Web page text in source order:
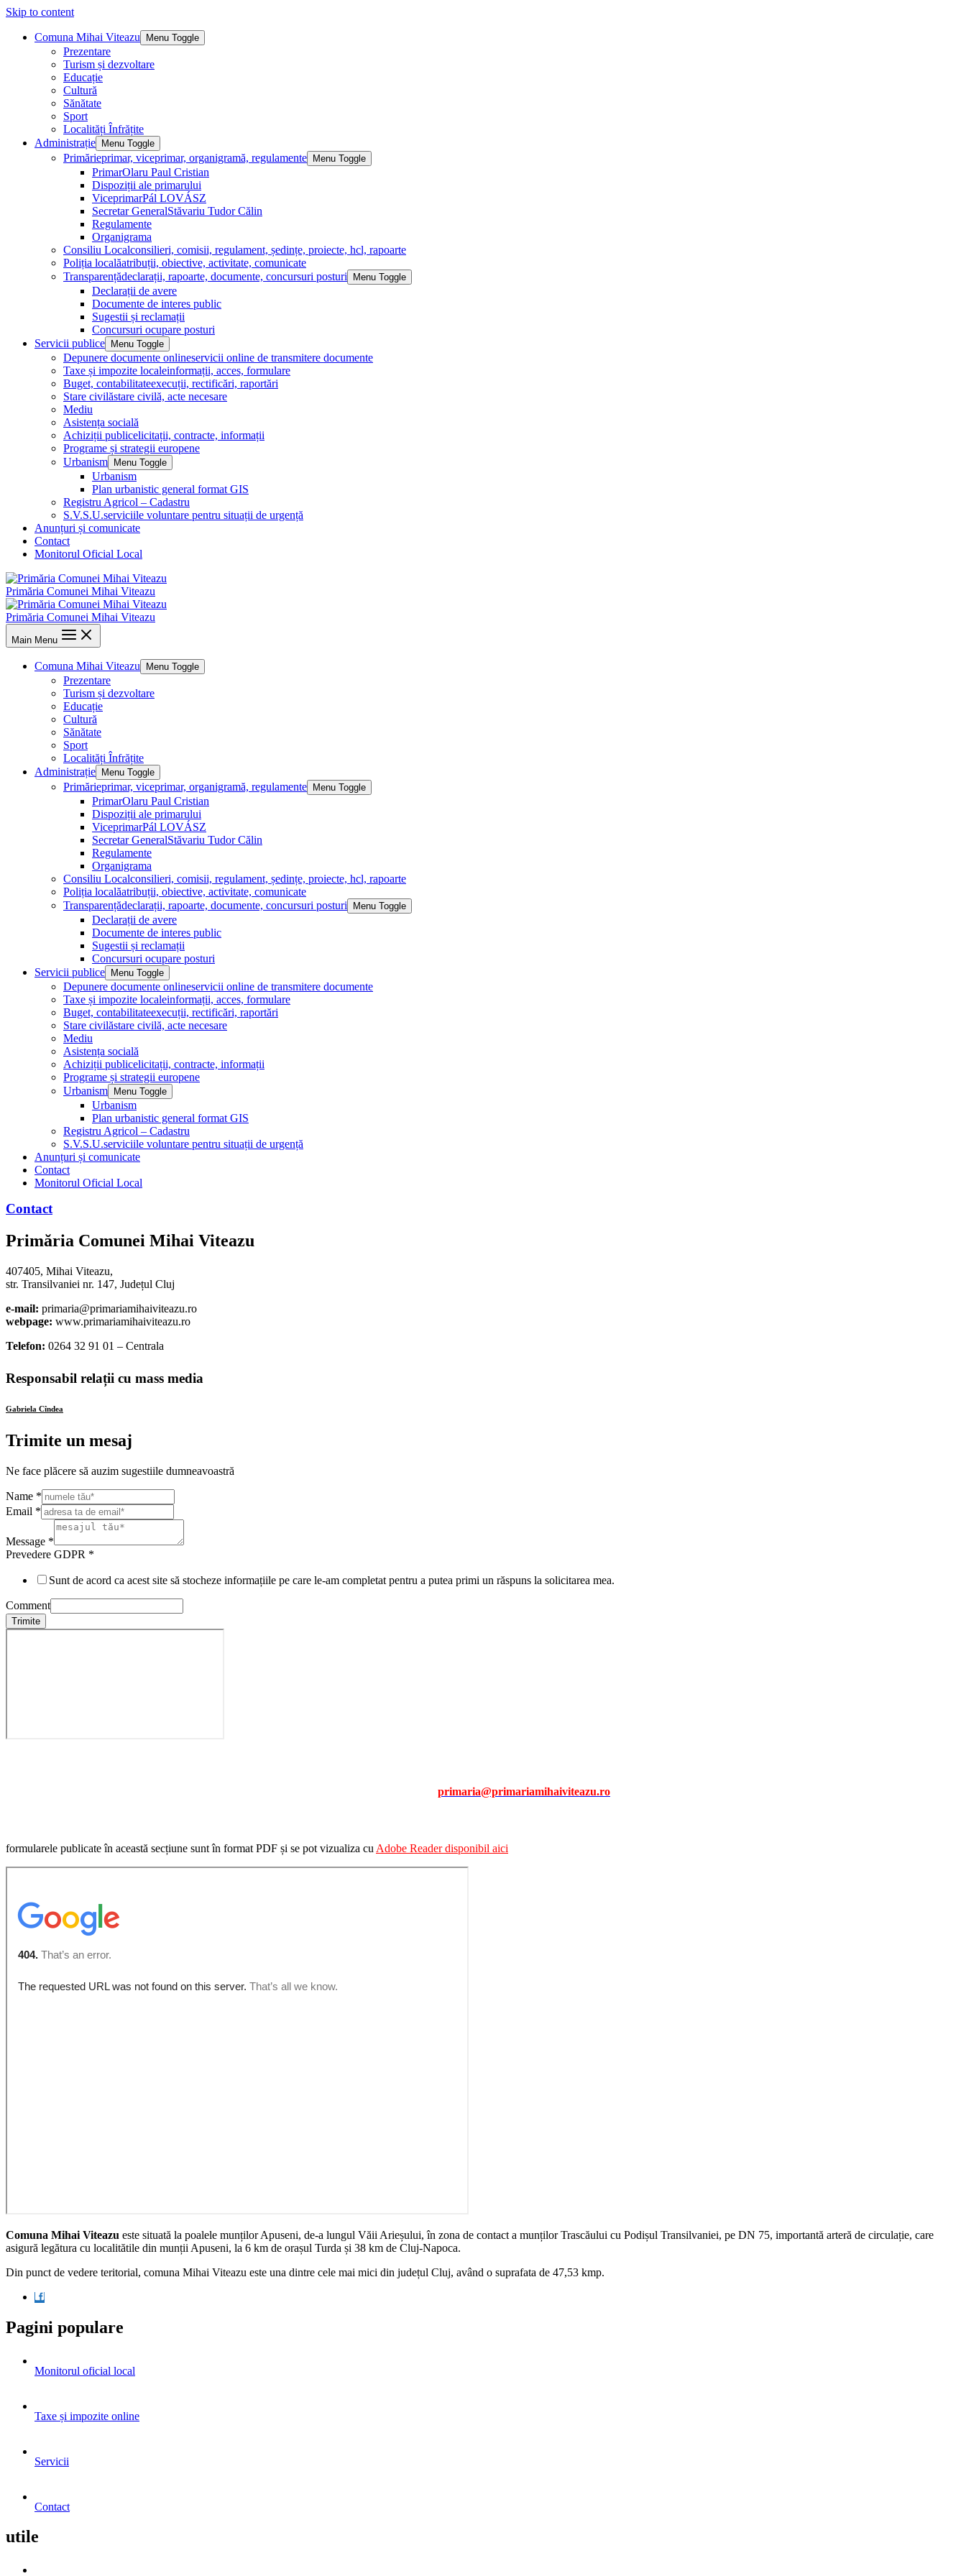
Skip to content
Comuna Mihai Viteazu Menu Toggle
Prezentare
Turism și dezvoltare
Educație
Cultură
Sănătate
Sport
Localități Înfrățite
Administrație
Menu Toggle
Primărieprimar, viceprimar, organigramă, regulamente Menu Toggle
PrimarOlaru Paul Cristian
Dispoziții ale primarului
ViceprimarPál LOVÁSZ
Secretar GeneralStăvariu Tudor Călin
Regulamente
Organigrama
Consiliu Localconsilieri, comisii, regulament, ședințe, proiecte, hcl, rapoarte
Poliția localăatribuții, obiective, activitate, comunicate
Transparențădeclarații, rapoarte, documente, concursuri posturi Menu Toggle
Declarații de avere
Documente de interes public
Sugestii și reclamații
Concursuri ocupare posturi
Servicii publice
Menu Toggle
Depunere documente onlineservicii online de transmitere documente
Taxe și impozite localeinformații, acces, formulare
Buget, contabilitateexecuții, rectificări, raportări
Stare civilăstare civilă, acte necesare
Mediu
Asistența socială
Achiziții publicelicitații, contracte, informații
Programe și strategii europene
Urbanism
Menu Toggle
Urbanism
Plan urbanistic general format GIS
Registru Agricol – Cadastru
S.V.S.U.serviciile voluntare pentru situații de urgență
Anunțuri și comunicate
Contact
Monitorul Oficial Local
Primăria Comunei Mihai Viteazu
Primăria Comunei Mihai Viteazu
Main Menu
Comuna Mihai Viteazu Menu Toggle
Prezentare
Turism și dezvoltare
Educație
Cultură
Sănătate
Sport
Localități Înfrățite
Administrație
Menu Toggle
Primărieprimar, viceprimar, organigramă, regulamente Menu Toggle
PrimarOlaru Paul Cristian
Dispoziții ale primarului
ViceprimarPál LOVÁSZ
Secretar GeneralStăvariu Tudor Călin
Regulamente
Organigrama
Consiliu Localconsilieri, comisii, regulament, ședințe, proiecte, hcl, rapoarte
Poliția localăatribuții, obiective, activitate, comunicate
Transparențădeclarații, rapoarte, documente, concursuri posturi Menu Toggle
Declarații de avere
Documente de interes public
Sugestii și reclamații
Concursuri ocupare posturi
Servicii publice
Menu Toggle
Depunere documente onlineservicii online de transmitere documente
Taxe și impozite localeinformații, acces, formulare
Buget, contabilitateexecuții, rectificări, raportări
Stare civilăstare civilă, acte necesare
Mediu
Asistența socială
Achiziții publicelicitații, contracte, informații
Programe și strategii europene
Urbanism
Menu Toggle
Urbanism
Plan urbanistic general format GIS
Registru Agricol – Cadastru
S.V.S.U.serviciile voluntare pentru situații de urgență
Anunțuri și comunicate
Contact
Monitorul Oficial Local
Contact
Primăria Comunei Mihai Viteazu
407405, Mihai Viteazu,
str. Transilvaniei nr. 147, Județul Cluj
e-mail: primaria@primariamihaiviteazu.ro
webpage: www.primariamihaiviteazu.ro
Telefon: 0264 32 91 01 – Centrala
Responsabil relații cu mass media
Gabriela Cîndea
Trimite un mesaj
Ne face plăcere să auzim sugestiile dumneavoastră
Name *
Email *
Message *
Prevedere GDPR *
Sunt de acord ca acest site să stocheze informațiile pe care le-am completat pentru a putea primi un răspuns la solicitarea mea.
Comment
Trimite
primaria@primariamihaiviteazu.ro
formularele publicate în această secțiune sunt în format PDF și se pot vizualiza cu Adobe Reader disponibil aici
Comuna Mihai Viteazu este situată la poalele munților Apuseni, de-a lungul Văii Arieșului, în zona de contact a munților Trascăului cu Podișul Transilvaniei, pe DN 75, importantă arteră de circulație, care
asigură legătura cu localitătile din munții Apuseni, la 6 km de orașul Turda și 38 km de Cluj-Napoca.
Din punct de vedere teritorial, comuna Mihai Viteazu este una dintre cele mai mici din județul Cluj, având o suprafata de 47,53 kmp.
Pagini populare
Monitorul oficial local
Taxe și impozite online
Servicii
Contact
utile